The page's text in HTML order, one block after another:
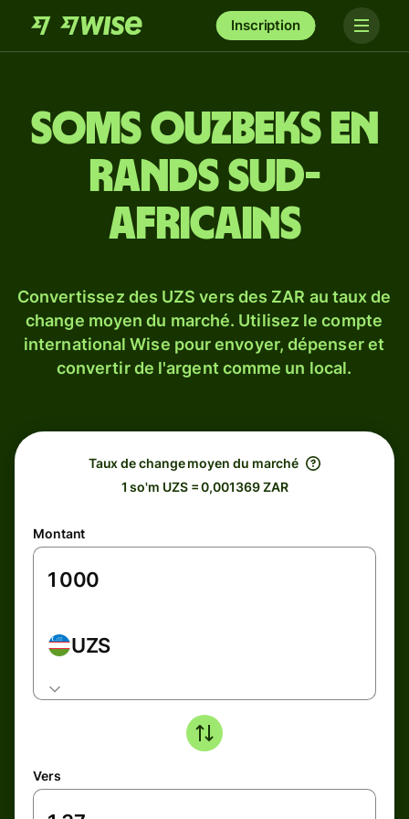
Inscription
Soms ouzbeks en
rands sud-
africains
Convertissez des UZS vers des ZAR au taux de
change moyen du marché. Utilisez le compte
international Wise pour envoyer, dépenser et
convertir de l'argent comme un local.
Taux de change moyen du marché
1 so'm UZS = 0,001369 ZAR
Montant
UZS
Vers